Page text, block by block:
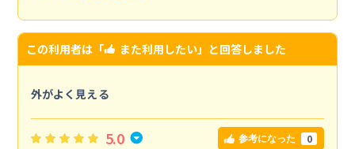
この利用者は「 また利用したい」と回答しました
外がよく見える
5.0 参考になった 0